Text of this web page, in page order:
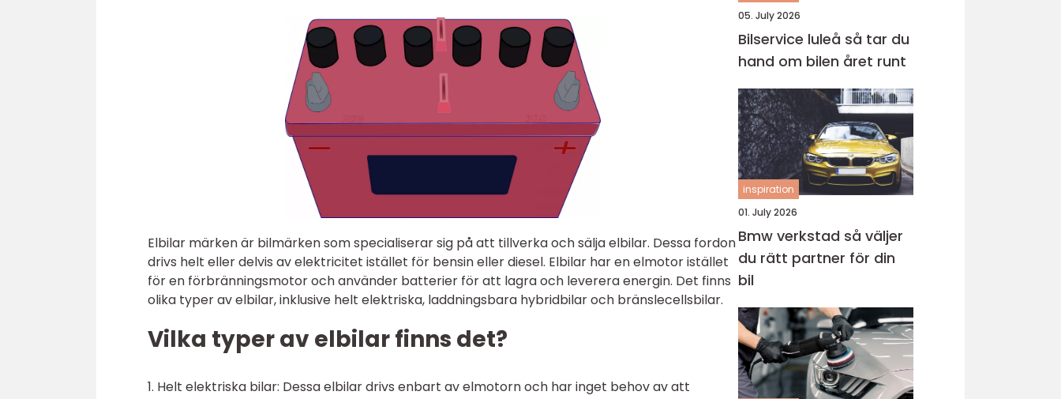
Elbilar märken är bilmärken som specialiserar sig på att tillverka och sälja elbilar. Dessa fordon
drivs helt eller delvis av elektricitet istället för bensin eller diesel. Elbilar har en elmotor istället
för en förbränningsmotor och använder batterier för att lagra och leverera energin. Det finns
olika typer av elbilar, inklusive helt elektriska, laddningsbara hybridbilar och bränslecellsbilar.
Vilka typer av elbilar finns det?
1. Helt elektriska bilar: Dessa elbilar drivs enbart av elmotorn och har inget behov av att
05. July 2026
Bilservice luleå så tar du
hand om bilen året runt
inspiration
01. July 2026
Bmw verkstad så väljer
du rätt partner för din
bil